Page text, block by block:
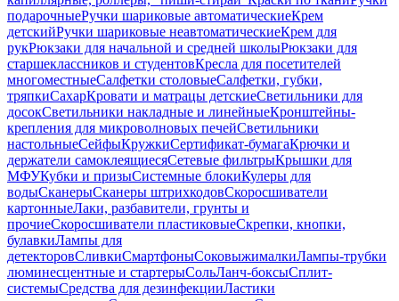
подарочныеРучки шариковые автоматическиеКрем
детскийРучки шариковые неавтоматическиеКрем для
рукРюкзаки для начальной и средней школыРюкзаки для
старшеклассников и студентовКресла для посетителей
многоместныеСалфетки столовыеСалфетки, губки,
тряпкиСахарКровати и матрацы детскиеСветильники для
досокСветильники накладные и линейныеКронштейны-
крепления для микроволновых печейСветильники
настольныеСейфыКружкиСертификат-бумагаКрючки и
держатели самоклеящиесяСетевые фильтрыКрышки для
МФУКубки и призыСистемные блокиКулеры для
водыСканерыСканеры штрихкодовСкоросшиватели
картонныеЛаки, разбавители, грунты и
прочиеСкоросшиватели пластиковыеСкрепки, кнопки,
булавкиЛампы для
детекторовСливкиСмартфоныСоковыжималкиЛампы-трубки
люминесцентные и стартерыСольЛанч-боксыСплит-
системыСредства для дезинфекцииЛастики